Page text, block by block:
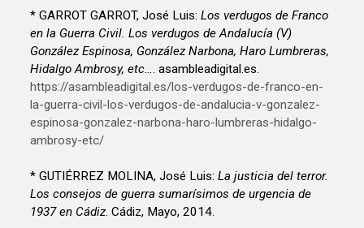
* GARROT GARROT, José Luis:Los verdugos de Franco
en la Guerra Civil. Los verdugos de Andalucía (V)
González Espinosa, González Narbona, Haro Lumbreras,
Hidalgo Ambrosy, etc…. asambleadigital.es.
https://asambleadigital.es/los-verdugos-de-franco-en-
la-guerra-civil-los-verdugos-de-andalucia-v-gonzalez-
espinosa-gonzalez-narbona-haro-lumbreras-hidalgo-
ambrosy-etc/
* GUTIÉRREZ MOLINA, José Luis:La justicia del terror.
Los consejos de guerra sumarísimos de urgencia de
1937 en Cádiz. Cádiz, Mayo, 2014.